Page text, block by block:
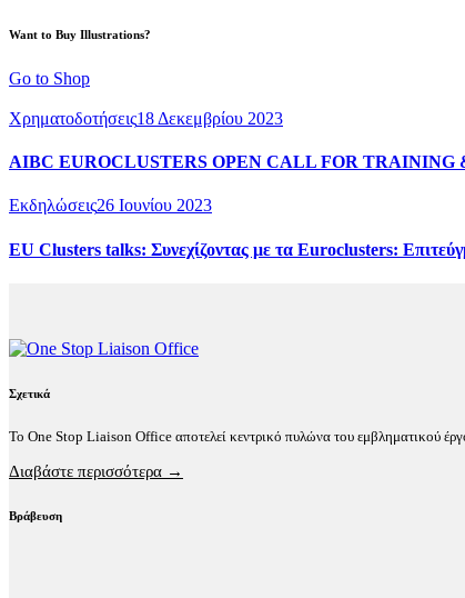
Want to Buy Illustrations?
Go to Shop
Χρηματοδοτήσεις18 Δεκεμβρίου 2023
AIBC EUROCLUSTERS OPEN CALL FOR TRAINING
Εκδηλώσεις26 Ιουνίου 2023
EU Clusters talks: Συνεχίζοντας με τα Euroclusters:
Σχετικά
Το One Stop Liaison Office αποτελεί κεντρικό πυλώνα του εμβληματικού
Διαβάστε περισσότερα →
Βράβευση